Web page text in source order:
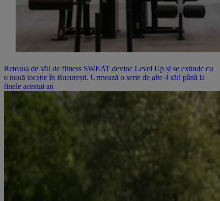
Rețeaua de săli de fitness SWEAT devine Level Up și se extinde cu
o nouă locație în București. Urmează o serie de alte 4 săli până la
finele acestui an